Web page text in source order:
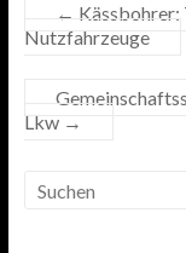
←
Nutzfahrzeuge
Lkw →